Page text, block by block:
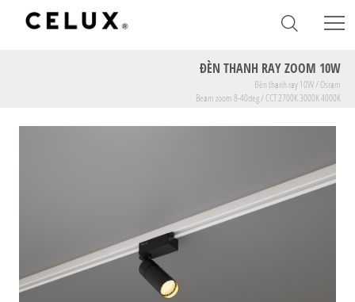
ĐÈN THANH RAY ZOOM 10W
Đèn thanh ray 10W / Osram
Beam zoom 8-40deg / CCT 2700K 3000K 4000K